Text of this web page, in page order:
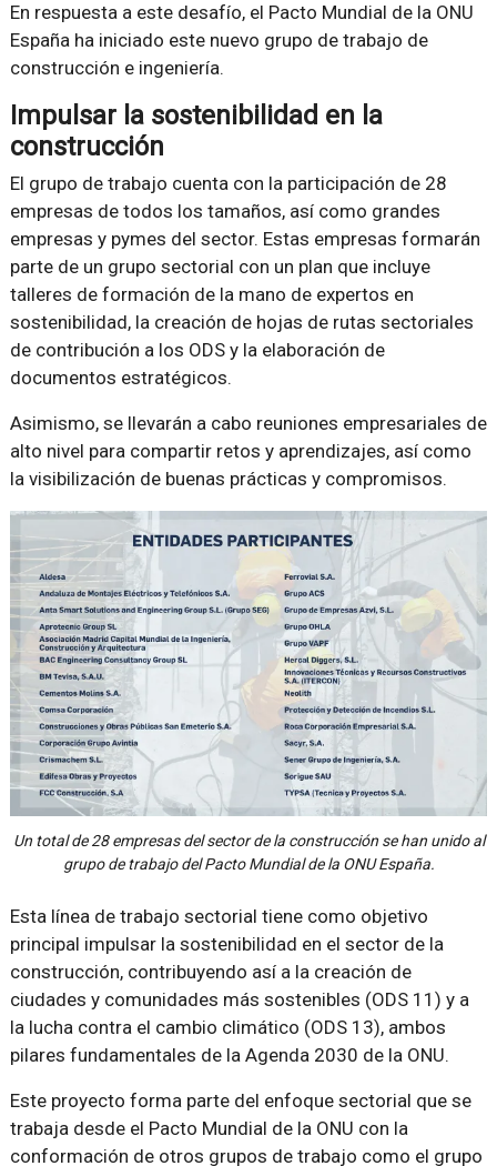
En respuesta a este desafío, el Pacto Mundial de la ONU
España ha iniciado este nuevo grupo de trabajo de
construcción e ingeniería.
Impulsar la sostenibilidad en la
construcción
El grupo de trabajo cuenta con la participación de 28
empresas de todos los tamaños, así como grandes
empresas y pymes del sector. Estas empresas formarán
parte de un grupo sectorial con un plan que incluye
talleres de formación de la mano de expertos en
sostenibilidad, la creación de hojas de rutas sectoriales
de contribución a los ODS y la elaboración de
documentos estratégicos.
Asimismo, se llevarán a cabo reuniones empresariales de
alto nivel para compartir retos y aprendizajes, así como
la visibilización de buenas prácticas y compromisos.
Un total de 28 empresas del sector de la construcción se han unido al
grupo de trabajo del Pacto Mundial de la ONU España.
Esta línea de trabajo sectorial tiene como objetivo
principal impulsar la sostenibilidad en el sector de la
construcción, contribuyendo así a la creación de
ciudades y comunidades más sostenibles (ODS 11) y a
la lucha contra el cambio climático (ODS 13), ambos
pilares fundamentales de la Agenda 2030 de la ONU.
Este proyecto forma parte del enfoque sectorial que se
trabaja desde el Pacto Mundial de la ONU con la
conformación de otros grupos de trabajo como el grupo